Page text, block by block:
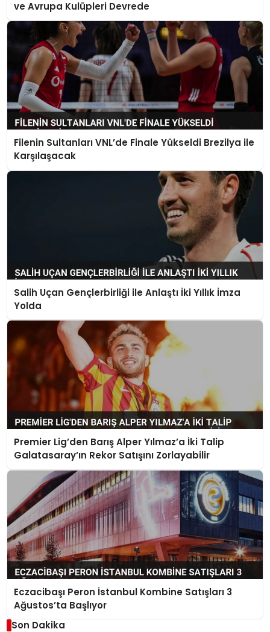
ve Avrupa Kulüpleri Devrede
Filenin Sultanları VNL’de Finale Yükseldi Brezilya ile
Karşılaşacak
Salih Uçan Gençlerbirliği ile Anlaştı İki Yıllık İmza
Yolda
Premier Lig’den Barış Alper Yılmaz’a İki Talip
Galatasaray’ın Rekor Satışını Zorlayabilir
Eczacibaşı Peron İstanbul Kombine Satışları 3
Ağustos’ta Başlıyor
Son Dakika